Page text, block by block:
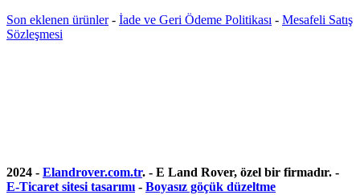
Son eklenen ürünler- İade ve Geri Ödeme Politikası - Mesafeli Satış
Sözleşmesi
2024 - Elandrover.com.tr. - E Land Rover, özel bir firmadır. -
E-Ticaret sitesi tasarımı- Boyasız göçük düzeltme